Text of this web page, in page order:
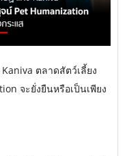
ตลาดสัตว์เลี้ยง
จะยั่งยืนหรือเป็นเพียง